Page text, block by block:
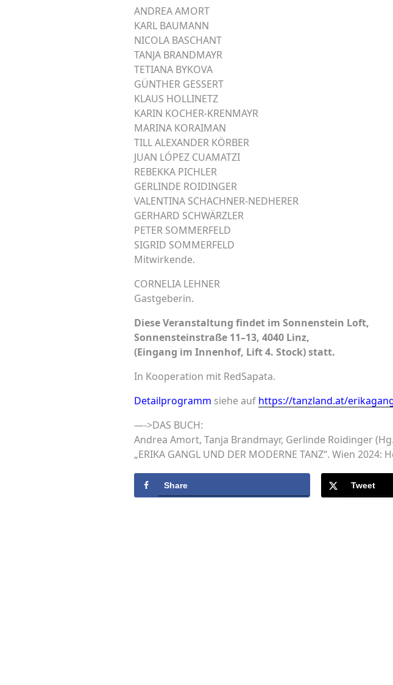
ANDREA AMORT
KARL BAUMANN
NICOLA BASCHANT
TANJA BRANDMAYR
TETIANA BYKOVA
GÜNTHER GESSERT
KLAUS HOLLINETZ
KARIN KOCHER-KRENMAYR
MARINA KORAIMAN
TILL ALEXANDER KÖRBER
JUAN LÓPEZ CUAMATZI
REBEKKA PICHLER
GERLINDE ROIDINGER
VALENTINA SCHACHNER-NEDHERER
GERHARD SCHWÄRZLER
PETER SOMMERFELD
SIGRID SOMMERFELD
Mitwirkende.
CORNELIA LEHNER
Gastgeberin.
Diese Veranstaltung findet im Sonnenstein Loft,
Sonnensteinstraße 11–13, 4040 Linz,
(Eingang im Innenhof, Lift 4. Stock) statt.
In Kooperation mit RedSapata.
Detailprogramm siehe auf https://tanzland.at/
—->DAS BUCH:
Andrea Amort, Tanja Brandmayr, Gerlinde Roidinger
„ERIKA GANGL UND DER MODERNE TANZ“. Wien 2024:
Share Tweet